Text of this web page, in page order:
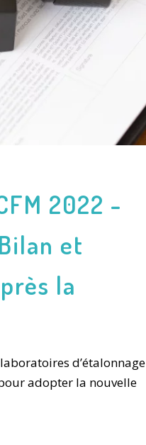
2022 -
et
la
d’étalonnage
adopter la nouvelle